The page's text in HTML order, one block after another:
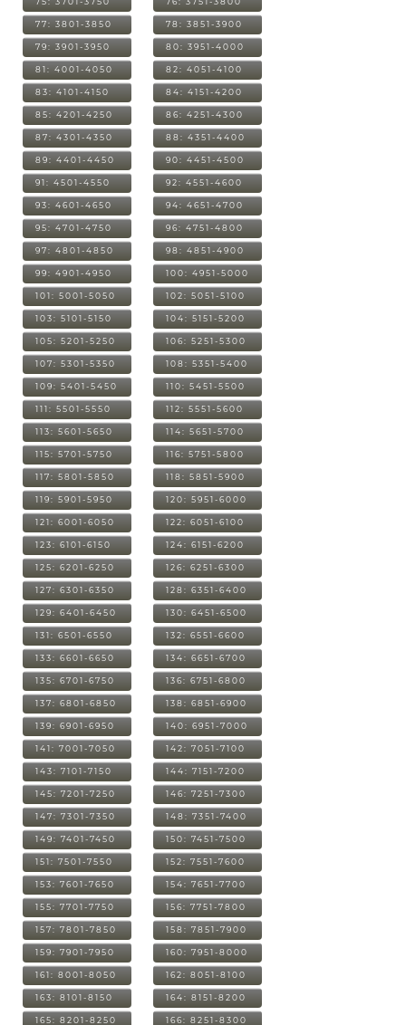
77: 3801-3850 78: 3851-3900
79: 3901-3950 80: 3951-4000
81: 4001-4050 82: 4051-4100
83: 4101-4150 84: 4151-4200
85: 4201-4250 86: 4251-4300
87: 4301-4350 88: 4351-4400
89: 4401-4450 90: 4451-4500
91: 4501-4550 92: 4551-4600
93: 4601-4650 94: 4651-4700
95: 4701-4750 96: 4751-4800
97: 4801-4850 98: 4851-4900
99: 4901-4950 100: 4951-5000
101: 5001-5050 102: 5051-5100
103: 5101-5150 104: 5151-5200
105: 5201-5250 106: 5251-5300
107: 5301-5350 108: 5351-5400
109: 5401-5450 110: 5451-5500
111: 5501-5550 112: 5551-5600
113: 5601-5650 114: 5651-5700
115: 5701-5750 116: 5751-5800
117: 5801-5850 118: 5851-5900
119: 5901-5950 120: 5951-6000
121: 6001-6050 122: 6051-6100
123: 6101-6150 124: 6151-6200
125: 6201-6250 126: 6251-6300
127: 6301-6350 128: 6351-6400
129: 6401-6450 130: 6451-6500
131: 6501-6550 132: 6551-6600
133: 6601-6650 134: 6651-6700
135: 6701-6750 136: 6751-6800
137: 6801-6850 138: 6851-6900
139: 6901-6950 140: 6951-7000
141: 7001-7050 142: 7051-7100
143: 7101-7150 144: 7151-7200
145: 7201-7250 146: 7251-7300
147: 7301-7350 148: 7351-7400
149: 7401-7450 150: 7451-7500
151: 7501-7550 152: 7551-7600
153: 7601-7650 154: 7651-7700
155: 7701-7750 156: 7751-7800
157: 7801-7850 158: 7851-7900
159: 7901-7950 160: 7951-8000
161: 8001-8050 162: 8051-8100
163: 8101-8150 164: 8151-8200
165: 8201-8250 166: 8251-8300